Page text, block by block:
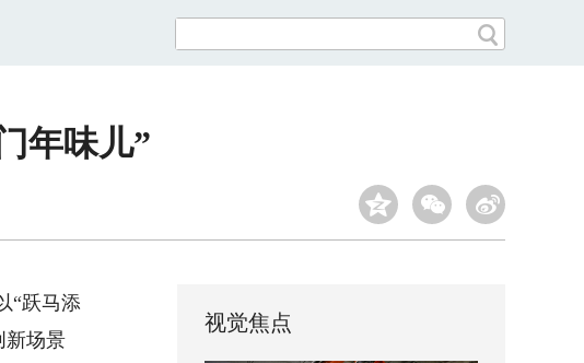
年味儿”
“跃马添
新场景
视觉焦点